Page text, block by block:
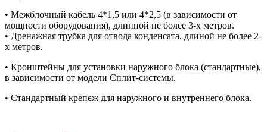
• Межблочный кабель 4*1,5 или 4*2,5 (в зависимости от
мощности оборудования), длинной не более 3-х метров.
• Дренажная трубка для отвода конденсата, длиной не более 2-
х метров.
• Кронштейны для установки наружного блока (стандартные),
в зависимости от модели Сплит-системы.
• Стандартный крепеж для наружного и внутреннего блока.